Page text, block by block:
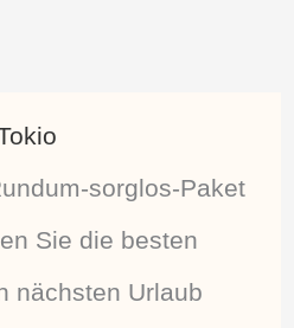
sorglos-Paket
Sie die besten
nächsten Urlaub